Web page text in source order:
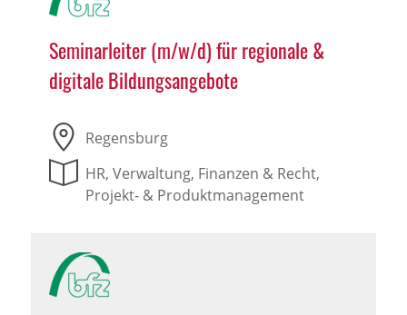
Seminarleiter (m/w/d) für regionale &
digitale Bildungsangebote
Regensburg
HR, Verwaltung, Finanzen & Recht,
Projekt- & Produktmanagement